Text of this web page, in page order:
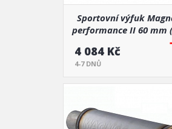
Sportovní výfuk
performance II 60 mm
4 084 Kč
4-7 DNŮ